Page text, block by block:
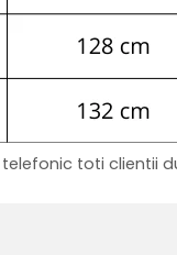
toti clientii